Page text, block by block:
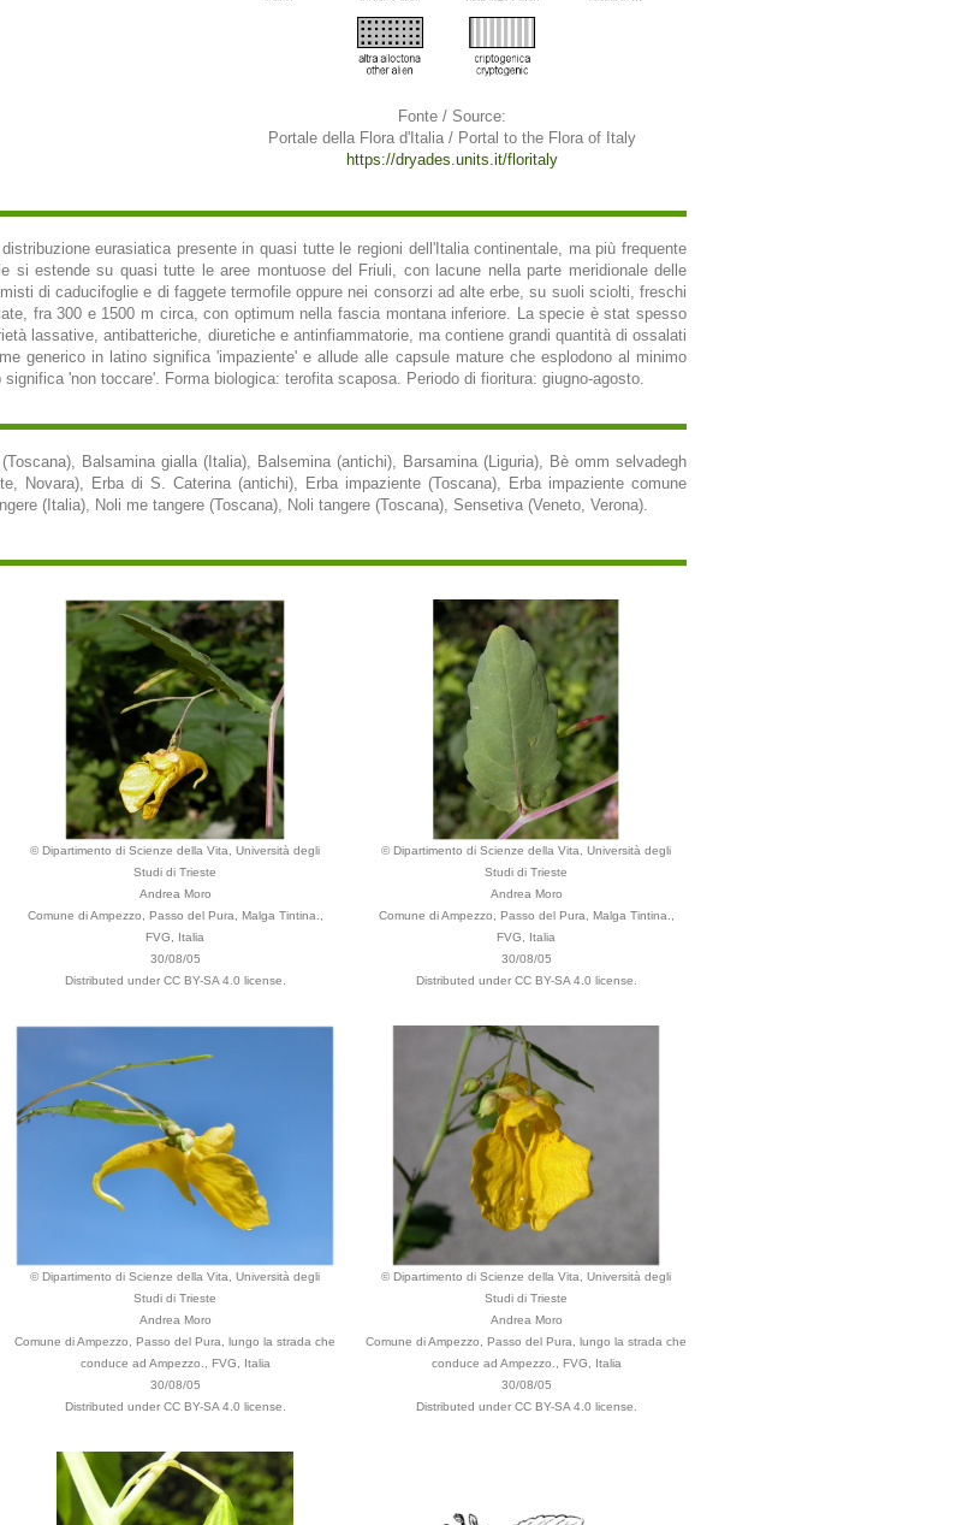
Fonte / Source:
Portale della Flora d'Italia / Portal to the Flora of Italy
https://dryades.units.it/floritaly
eurasiatica presente in quasi tutte le regioni dell'Italia continentale, ma più frequente
si estende su quasi tutte le aree montuose del Friuli, con lacune nella parte meridionale delle
di caducifoglie e di faggete termofile oppure nei consorzi ad alte erbe, su suoli sciolti, freschi
fra 300 e 1500 m circa, con optimum nella fascia montana inferiore. La specie è stat spesso
lassative, antibatteriche, diuretiche e antinfiammatorie, ma contiene grandi quantità di ossalati
generico in latino significa 'impaziente' e allude alle capsule mature che esplodono al minimo
'non toccare'. Forma biologica: terofita scaposa. Periodo di fioritura: giugno-agosto.
Balsamina gialla (Italia), Balsemina (antichi), Barsamina (Liguria), Bè omm selvadegh
Novara), Erba di S. Caterina (antichi), Erba impaziente (Toscana), Erba impaziente comune
(Italia), Noli me tangere (Toscana), Noli tangere (Toscana), Sensetiva (Veneto, Verona).
© Dipartimento di Scienze della Vita, Università degli
Studi di Trieste
Andrea Moro
Comune di Ampezzo, Passo del Pura, Malga Tintina.,
FVG, Italia
30/08/05
Distributed under CC BY-SA 4.0 license.
© Dipartimento di Scienze della Vita, Università degli
Studi di Trieste
Andrea Moro
Comune di Ampezzo, Passo del Pura, Malga Tintina.,
FVG, Italia
30/08/05
Distributed under CC BY-SA 4.0 license.
© Dipartimento di Scienze della Vita, Università degli
Studi di Trieste
Andrea Moro
Comune di Ampezzo, Passo del Pura, lungo la strada che
conduce ad Ampezzo., FVG, Italia
30/08/05
Distributed under CC BY-SA 4.0 license.
© Dipartimento di Scienze della Vita, Università degli
Studi di Trieste
Andrea Moro
Comune di Ampezzo, Passo del Pura, lungo la strada che
conduce ad Ampezzo., FVG, Italia
30/08/05
Distributed under CC BY-SA 4.0 license.